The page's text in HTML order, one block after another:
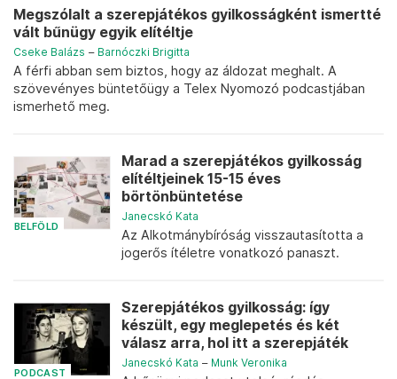
Megszólalt a szerepjátékos gyilkosságként ismertté
vált bűnügy egyik elítéltje
Cseke Balázs – Barnóczki Brigitta
A férfi abban sem biztos, hogy az áldozat meghalt. A
szövevényes büntetőügy a Telex Nyomozó podcastjában
ismerhető meg.
BELFÖLD
Marad a szerepjátékos gyilkosság
elítéltjeinek 15-15 éves
börtönbüntetése
Janecskó Kata
Az Alkotmánybíróság visszautasította a
jogerős ítéletre vonatkozó panaszt.
PODCAST
Szerepjátékos gyilkosság: így
készült, egy meglepetés és két
válasz arra, hol itt a szerepjáték
Janecskó Kata – Munk Veronika